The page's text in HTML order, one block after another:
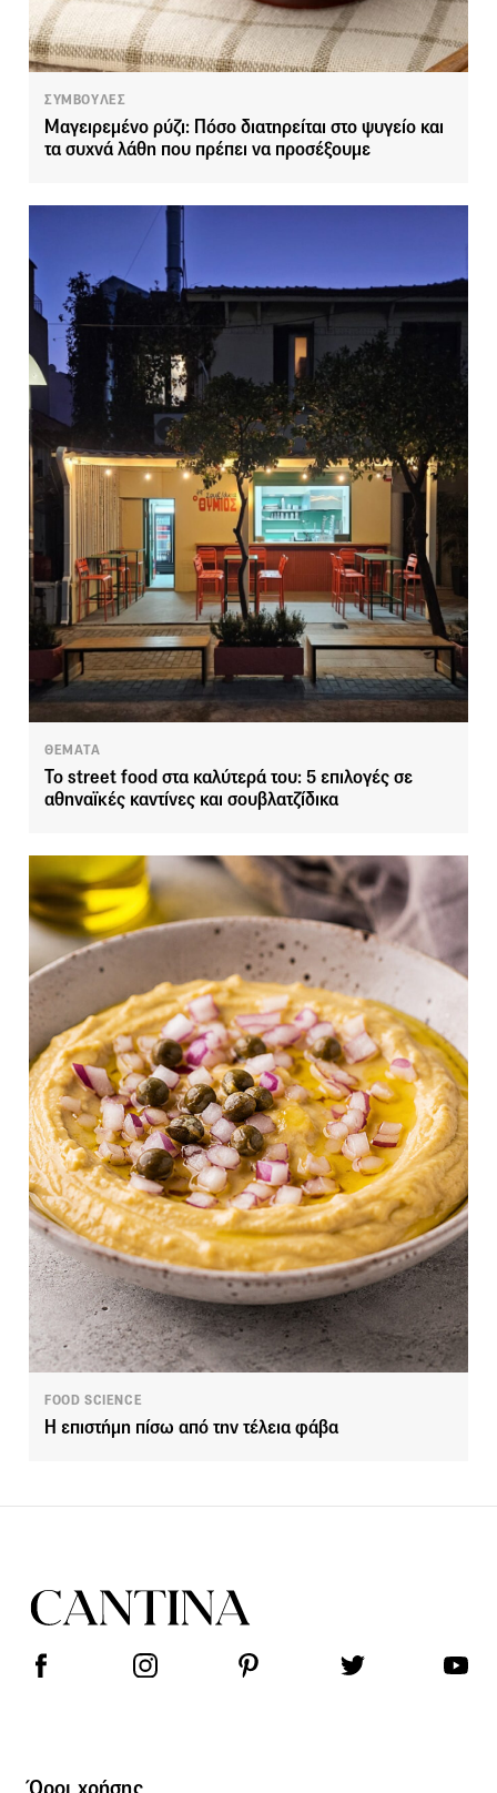
ΣΥΜΒΟΥΛΕΣ
Μαγειρεμένο ρύζι: Πόσο διατηρείται στο ψυγείο και
τα συχνά λάθη που πρέπει να προσέξουμε
ΘΕΜΑΤΑ
Το street food στα καλύτερά του: 5 επιλογές σε
αθηναϊκές καντίνες και σουβλατζίδικα
FOOD SCIENCE
Η επιστήμη πίσω από την τέλεια φάβα
Όροι χρήσης